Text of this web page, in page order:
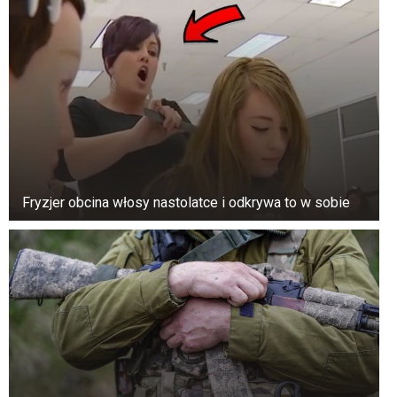
Fryzjer obcina włosy nastolatce i odkrywa to w sobie